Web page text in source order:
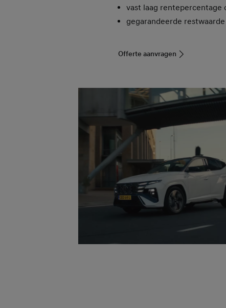
vast laag rentepercentage
gegarandeerde
Offerte aanvragen